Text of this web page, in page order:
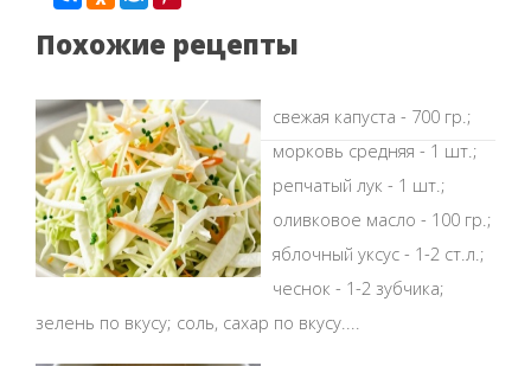
Похожие рецепты
свежая капуста - 700 гр.;
морковь средняя - 1 шт.;
репчатый лук - 1 шт.;
оливковое масло - 100 гр.;
яблочный уксус - 1-2 ст.л.;
чеснок - 1-2 зубчика;
зелень по вкусу; соль, сахар по вкусу....